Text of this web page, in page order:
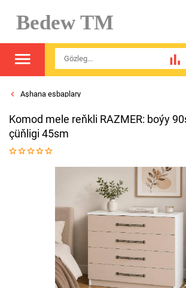
Bedew TM
Aşhana esbaplary
Komod mele reňkli RAZMER: boýy
çüňligi 45sm